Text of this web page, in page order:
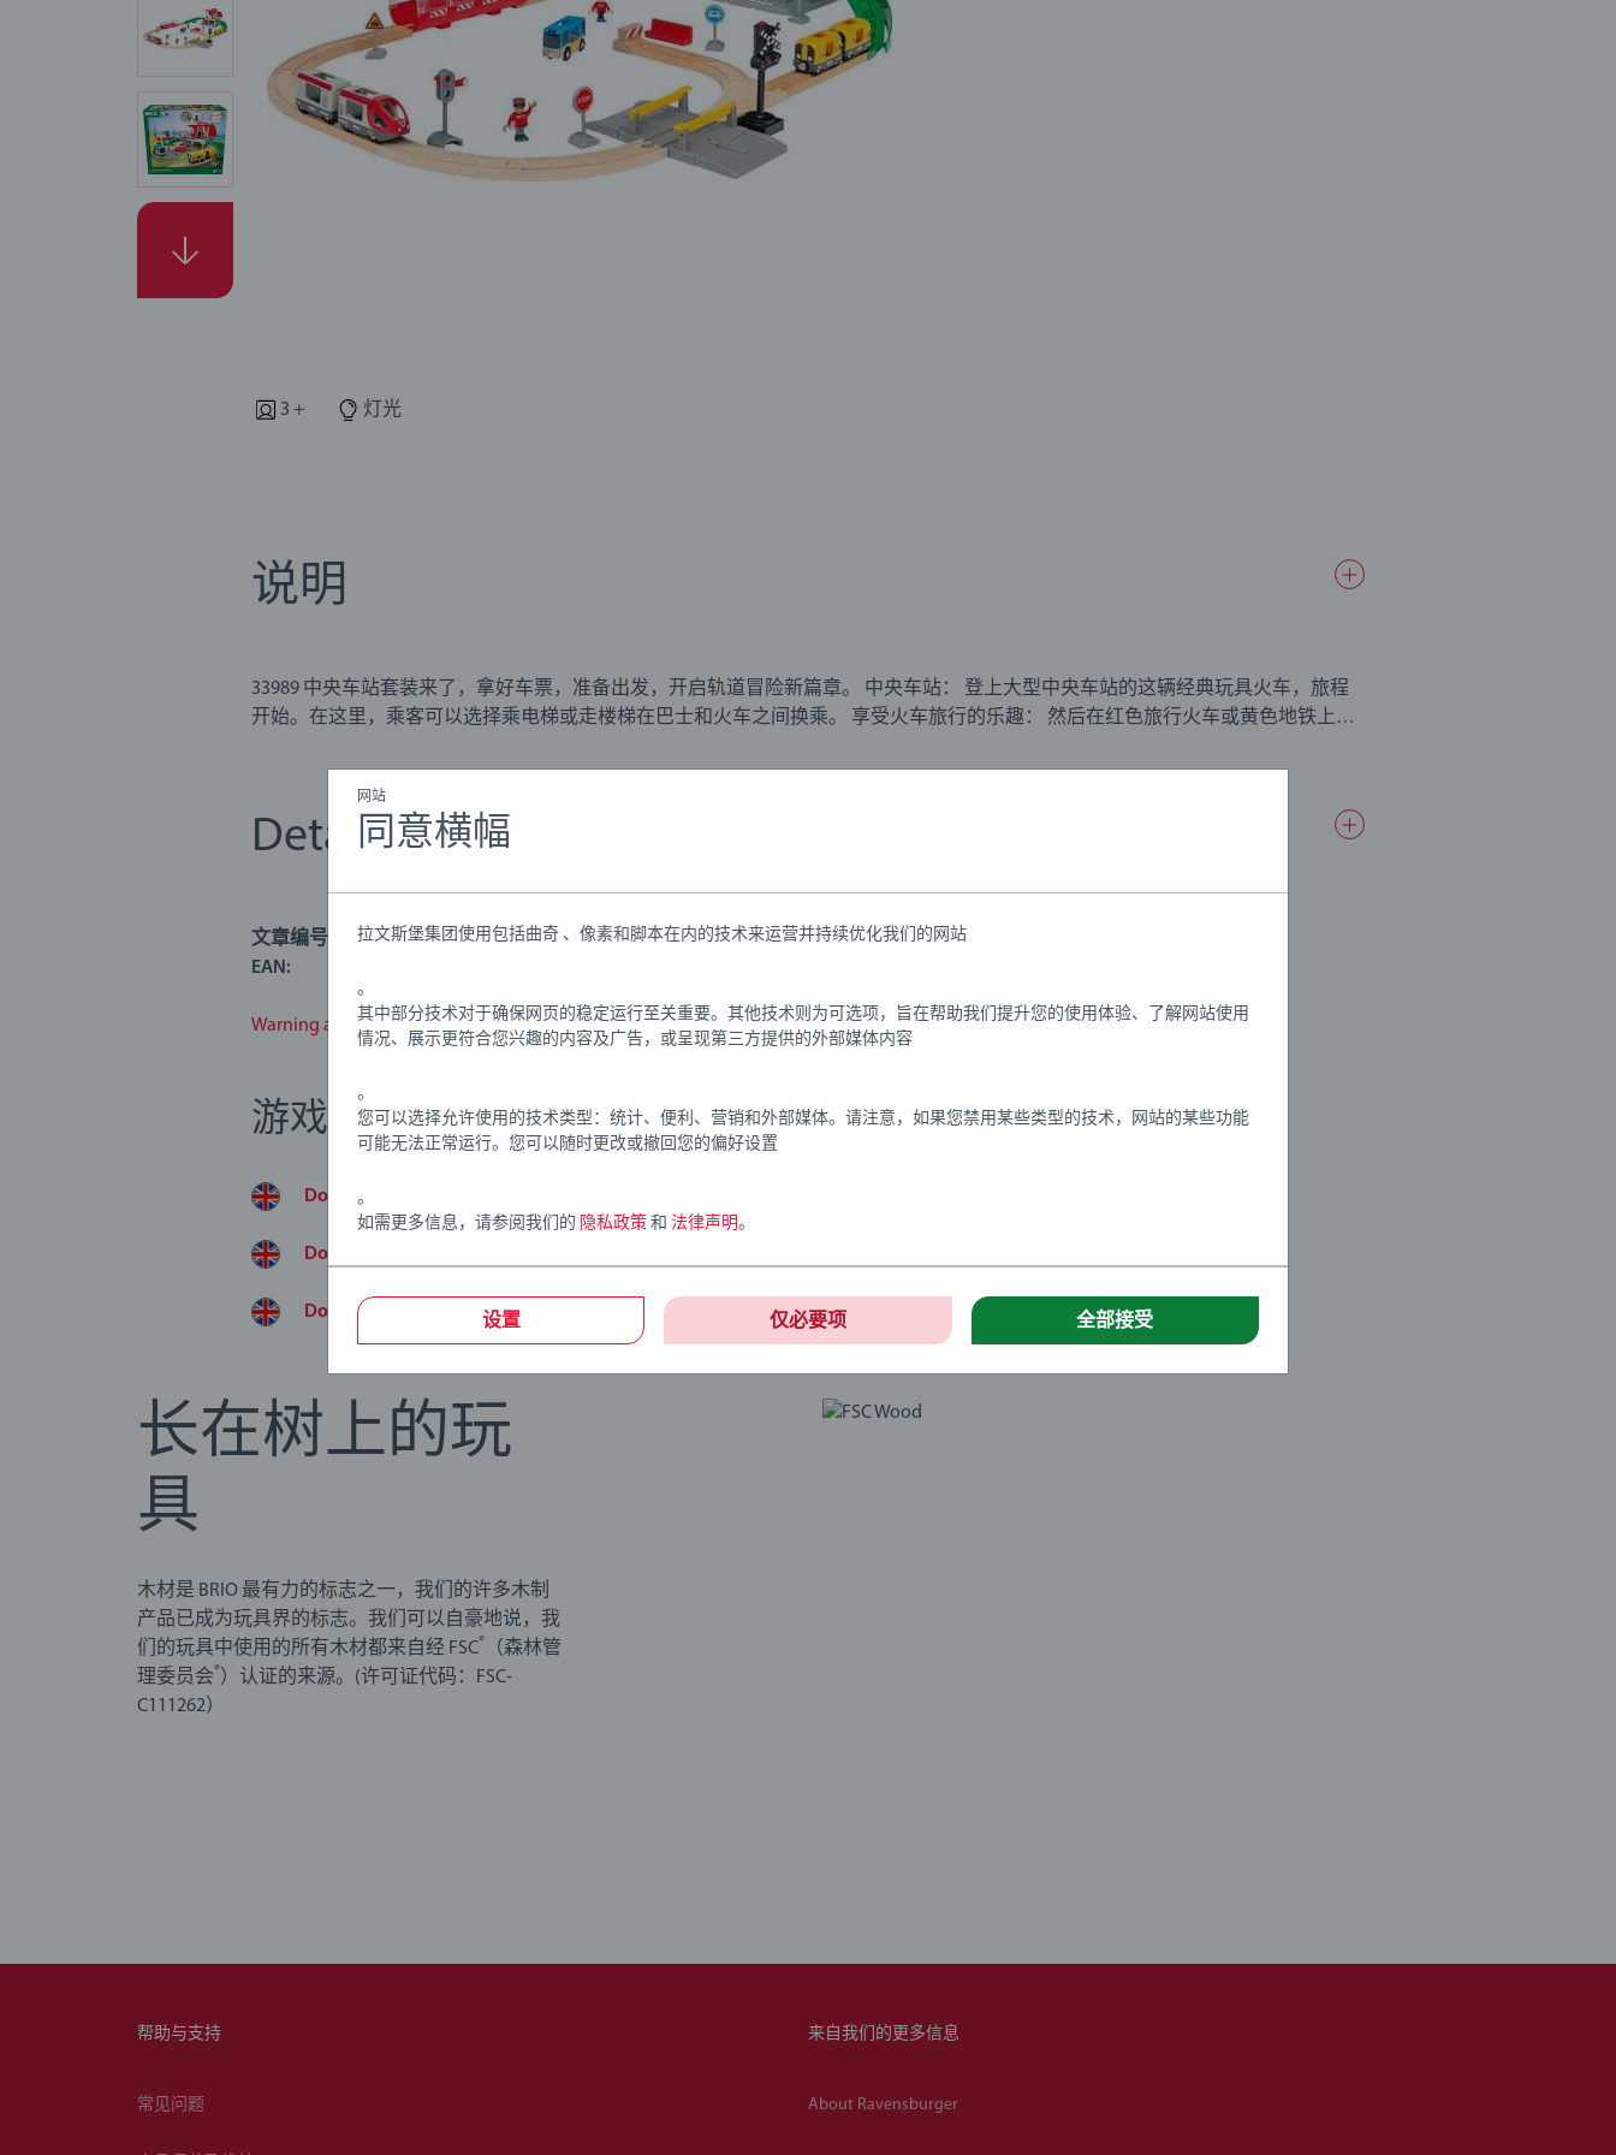
3 + 灯光
说明
33989 中央车站套装来了，拿好车票，准备出发，开启轨道冒险新篇章。 中央车站： 登上大型中央车站的这辆经典玩具火车，旅程
开始。在这里，乘客可以选择乘电梯或走楼梯在巴士和火车之间换乘。 享受火车旅行的乐趣： 然后在红色旅行火车或黄色地铁上绕
行套装包括 24 个部件： 1x 两层中央车站，1x 地铁列车，1x 旅行火车，1x 巴士，1x 铁路道口，2x 倾斜的弯曲轨道，10x 木制轨道和
许多轨道配件。
10个木质轨道以及大量铁路配件。
Details
文章编号:
63398900
EAN:
Warning and manufacturer information
游戏说明
Download
Download
Download
长在树上的玩
具
木材是 BRIO 最有力的标志之一，我们的许多木制
产品已成为玩具界的标志。我们可以自豪地说，我
们的玩具中使用的所有木材都来自经 FSC®
（森林管
理委员会®）认证的来源。(许可证代码：FSC-
C111262）
帮助与支持
常见问题
来自我们的更多信息
About Ravensburger
网站
同意横幅
拉文斯堡集团使用包括曲奇 、像素和脚本在内的技术来运营并持续优化我们的网站
。
其中部分技术对于确保网页的稳定运行至关重要。其他技术则为可选项，旨在帮助我们提升您的使用体验、了解网站使用
情况、展示更符合您兴趣的内容及广告，或呈现第三方提供的外部媒体内容
。
您可以选择允许使用的技术类型：统计、便利、营销和外部媒体。请注意，如果您禁用某些类型的技术，网站的某些功能
可能无法正常运行。您可以随时更改或撤回您的偏好设置
。
如需更多信息，请参阅我们的 隐私政策 和 法律声明。
设置 仅必要项 全部接受